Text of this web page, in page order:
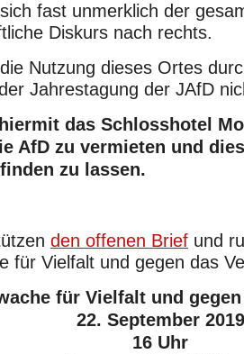
fast unmerklich der
Diskurs nach rechts.
Nutzung dieses Ortes
Jahrestagung der JAfD
das Schlosshotel
AfD zu vermieten und
zu lassen.
den offenen Brief und
für Vielfalt und gegen das
für Vielfalt und
22. September 2019
16 Uhr